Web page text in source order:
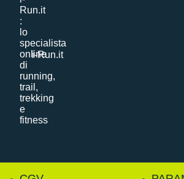
i-Run.it